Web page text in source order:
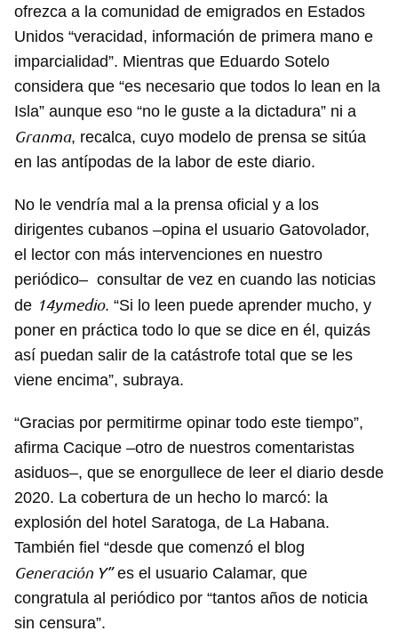
ofrezca a la comunidad de emigrados en Estados
Unidos “veracidad, información de primera mano e
imparcialidad”. Mientras que Eduardo Sotelo
considera que “es necesario que todos lo lean en la
Isla” aunque eso “no le guste a la dictadura” ni a
Granma, recalca, cuyo modelo de prensa se sitúa
en las antípodas de la labor de este diario.
No le vendría mal a la prensa oficial y a los
dirigentes cubanos –opina el usuario Gatovolador,
el lector con más intervenciones en nuestro
periódico– consultar de vez en cuando las noticias
de 14ymedio. “Si lo leen puede aprender mucho, y
poner en práctica todo lo que se dice en él, quizás
así puedan salir de la catástrofe total que se les
viene encima”, subraya.
“Gracias por permitirme opinar todo este tiempo”,
afirma Cacique –otro de nuestros comentaristas
asiduos–, que se enorgullece de leer el diario desde
2020. La cobertura de un hecho lo marcó: la
explosión del hotel Saratoga, de La Habana.
También fiel “desde que comenzó el blog
Generación Y”es el usuario Calamar, que
congratula al periódico por “tantos años de noticia
sin censura”.